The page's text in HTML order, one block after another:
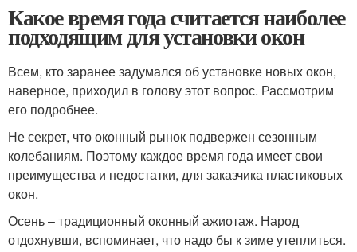
Какое время года считается наиболее
подходящим для установки окон
Всем, кто заранее задумался об установке новых окон,
наверное, приходил в голову этот вопрос. Рассмотрим
его подробнее.
Не секрет, что оконный рынок подвержен сезонным
колебаниям. Поэтому каждое время года имеет свои
преимущества и недостатки, для заказчика пластиковых
окон.
Осень – традиционный оконный ажиотаж. Народ
отдохнувши, вспоминает, что надо бы к зиме утеплиться.